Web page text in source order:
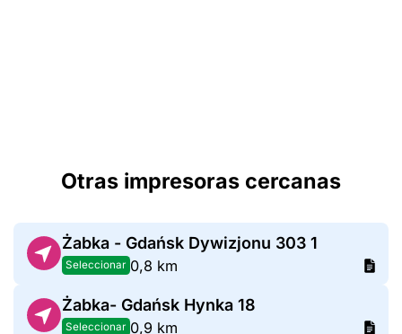
Otras impresoras cercanas
Żabka - Gdańsk Dywizjonu 303 1
Seleccionar 0,8 km
Żabka- Gdańsk Hynka 18
Seleccionar 0,9 km